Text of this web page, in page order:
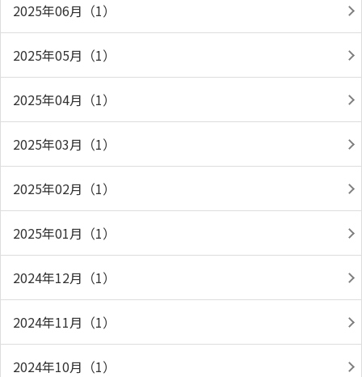
2025年06月（1）
2025年05月（1）
2025年04月（1）
2025年03月（1）
2025年02月（1）
2025年01月（1）
2024年12月（1）
2024年11月（1）
2024年10月（1）